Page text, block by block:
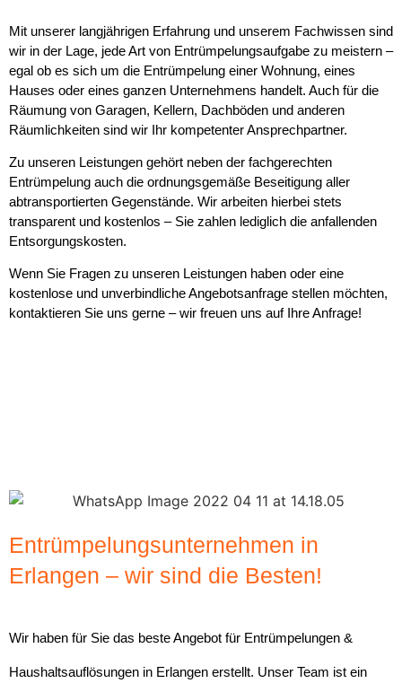
Mit unserer langjährigen Erfahrung und unserem Fachwissen sind
wir in der Lage, jede Art von Entrümpelungsaufgabe zu meistern –
egal ob es sich um die Entrümpelung einer Wohnung, eines
Hauses oder eines ganzen Unternehmens handelt. Auch für die
Räumung von Garagen, Kellern, Dachböden und anderen
Räumlichkeiten sind wir Ihr kompetenter Ansprechpartner.
Zu unseren Leistungen gehört neben der fachgerechten
Entrümpelung auch die ordnungsgemäße Beseitigung aller
abtransportierten Gegenstände. Wir arbeiten hierbei stets
transparent und kostenlos – Sie zahlen lediglich die anfallenden
Entsorgungskosten.
Wenn Sie Fragen zu unseren Leistungen haben oder eine
kostenlose und unverbindliche Angebotsanfrage stellen möchten,
kontaktieren Sie uns gerne – wir freuen uns auf Ihre Anfrage!
Entrümpelungsunternehmen in
Erlangen – wir sind die Besten!
Wir haben für Sie das beste Angebot für Entrümpelungen &
Haushaltsauflösungen in Erlangen erstellt. Unser Team ist ein